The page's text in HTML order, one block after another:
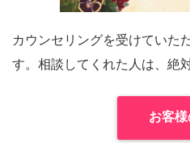
カウンセリングを受けていた
す。相談してくれた人は、絶
お客